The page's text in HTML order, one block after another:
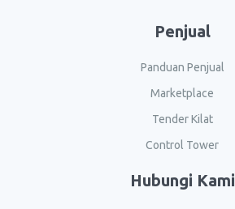
Penjual
Panduan Penjual
Marketplace
Tender Kilat
Control Tower
Hubungi Kami